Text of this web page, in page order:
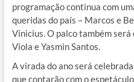
programação continua com
queridas do país – Marcos e
Vinicius. O palco também
Viola e Yasmin Santos.
A virada do ano será
que contarão com o